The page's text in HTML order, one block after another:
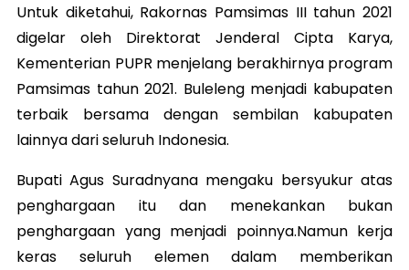
Untuk diketahui, Rakornas Pamsimas III tahun 2021
digelar oleh Direktorat Jenderal Cipta Karya,
Kementerian PUPR menjelang berakhirnya program
Pamsimas tahun 2021. Buleleng menjadi kabupaten
terbaik bersama dengan sembilan kabupaten
lainnya dari seluruh Indonesia.
Bupati Agus Suradnyana mengaku bersyukur atas
penghargaan itu dan menekankan bukan
penghargaan yang menjadi poinnya.Namun kerja
keras seluruh elemen dalam memberikan